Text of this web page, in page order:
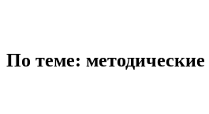
По теме: